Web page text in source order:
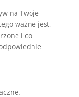
na Twoje
ważne jest,
i co